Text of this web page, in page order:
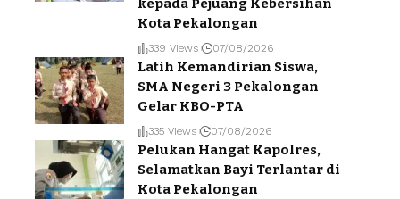
kepada Pejuang Kebersihan
Kota Pekalongan
339 Views 07/08/2026
Latih Kemandirian Siswa,
SMA Negeri 3 Pekalongan
Gelar KBO-PTA
335 Views 07/08/2026
Pelukan Hangat Kapolres,
Selamatkan Bayi Terlantar di
Kota Pekalongan